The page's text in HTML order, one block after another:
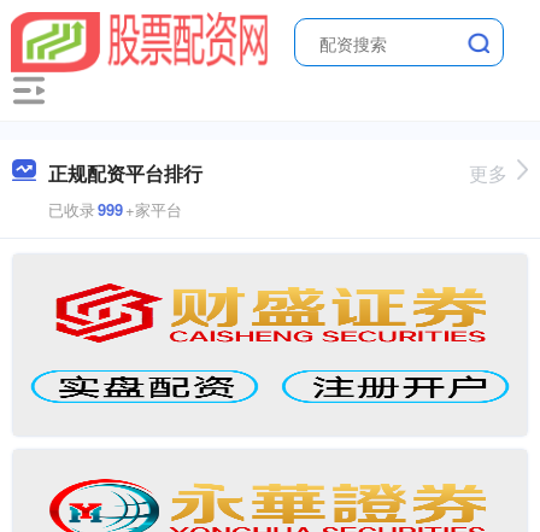
正规配资平台排行
已收录999+家平台
更多